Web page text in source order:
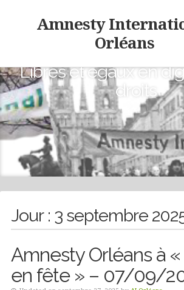
Amnesty
Orléans
Libres et égaux en
droits
Jour : 3 septembre
Amnesty Orléans à
en fête » – 07/09/